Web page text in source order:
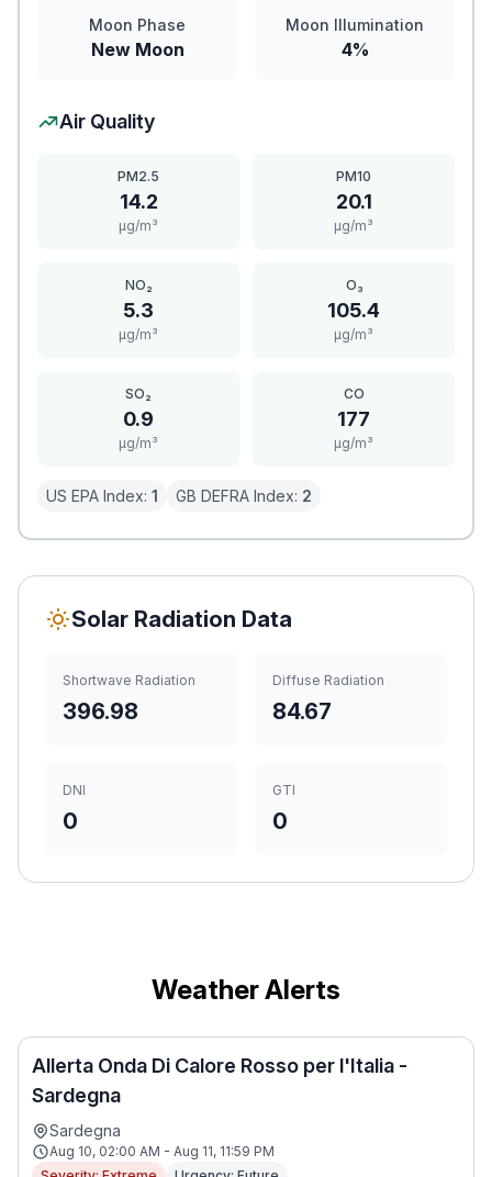
Moon Phase
New Moon
Moon Illumination
4%
Air Quality
PM2.5
14.2
μg/m³
PM10
20.1
μg/m³
NO₂
5.3
μg/m³
O₃
105.4
μg/m³
SO₂
0.9
μg/m³
CO
177
μg/m³
US EPA Index: 1 GB DEFRA Index: 2
Solar Radiation Data
Shortwave Radiation
396.98
Diffuse Radiation
84.67
DNI
0
GTI
0
Weather Alerts
Allerta Onda Di Calore Rosso per l'Italia -
Sardegna
Sardegna
Aug 10, 02:00 AM - Aug 11, 11:59 PM